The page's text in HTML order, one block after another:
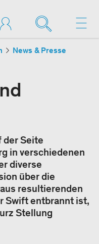
News & Presse
der Seite
in verschiedenen
diverse
über die
resultierenden
Swift entbrannt ist,
Stellung